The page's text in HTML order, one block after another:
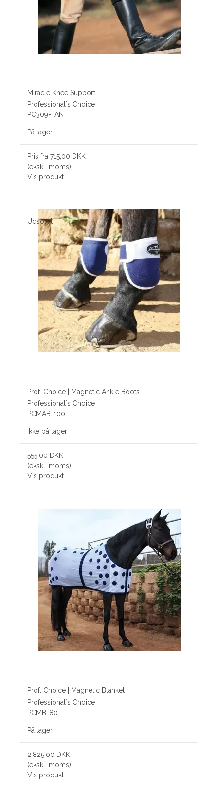
Miracle Knee Support
Professional´s Choice
PC309-TAN
På lager
Pris fra715,00 DKK
(ekskl. moms)
Vis produkt
Udsolgt
Prof. Choice | Magnetic Ankle Boots
Professional´s Choice
PCMAB-100
Ikke på lager
555,00 DKK
(ekskl. moms)
Vis produkt
Prof. Choice | Magnetic Blanket
Professional´s Choice
PCMB-80
På lager
2.825,00 DKK
(ekskl. moms)
Vis produkt